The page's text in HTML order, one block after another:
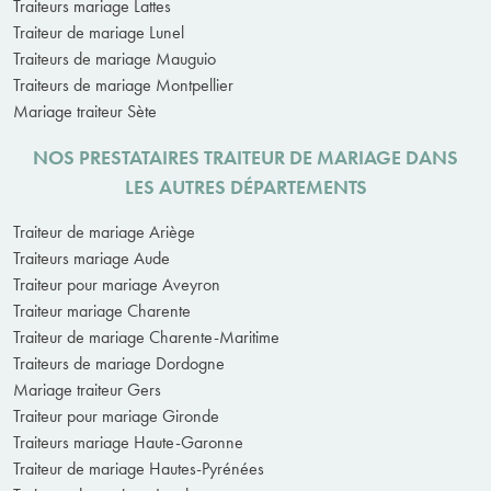
Traiteurs mariage Lattes
Traiteur de mariage Lunel
Traiteurs de mariage Mauguio
Traiteurs de mariage Montpellier
Mariage traiteur Sète
NOS PRESTATAIRES TRAITEUR DE MARIAGE DANS
LES AUTRES DÉPARTEMENTS
Traiteur de mariage Ariège
Traiteurs mariage Aude
Traiteur pour mariage Aveyron
Traiteur mariage Charente
Traiteur de mariage Charente-Maritime
Traiteurs de mariage Dordogne
Mariage traiteur Gers
Traiteur pour mariage Gironde
Traiteurs mariage Haute-Garonne
Traiteur de mariage Hautes-Pyrénées